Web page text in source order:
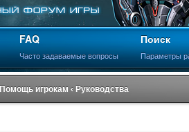
FAQ
Часто задаваемые вопросы
Поиск
Параметры
Помощь игрокам ‹ Руководства